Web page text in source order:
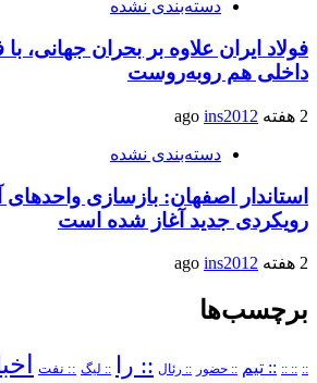
دسته‌بندی نشده
فولاد ایران علاوه بر بحران
داخلی هم روبه‌روست
2 هفته ago ins2012
دسته‌بندی نشده
استاندار اصفهان: بازسازی واحدهای
رویکردی جدید آغاز شده است
2 هفته ago ins2012
برچسب‌ها
::
:: :: :: تیم :: حضور :: رئال :: را :: لیگ :: نفت